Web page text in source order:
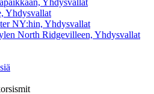
Yhdysvallat
NY:hin, Yhdysvallat
North Ridgevilleen, Yhdysvallat